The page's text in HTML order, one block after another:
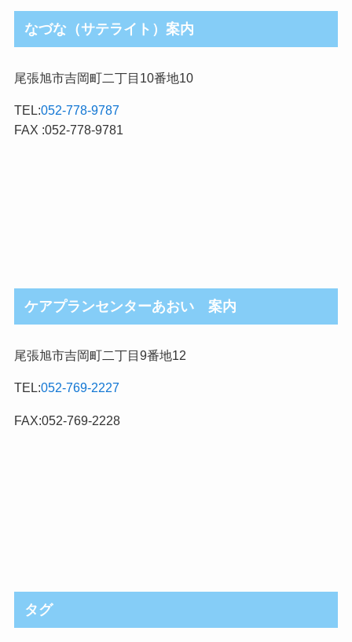
なづな（サテライト）案内
尾張旭市吉岡町二丁目10番地10
TEL:052-778-9787
FAX :052-778-9781
ケアプランセンターあおい 案内
尾張旭市吉岡町二丁目9番地12
TEL:052-769-2227
FAX:052-769-2228
タグ